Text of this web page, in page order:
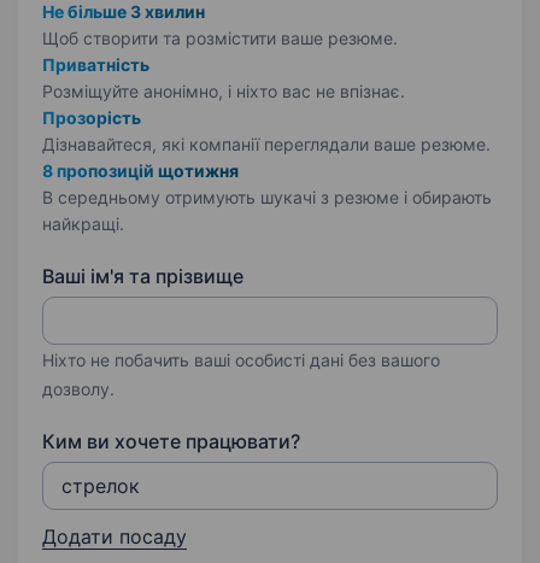
Не більше 3 хвилин
Щоб створити та розмістити ваше резюме.
Приватність
Розміщуйте анонімно, і ніхто вас не впізнає.
Прозорість
Дізнавайтеся, які компанії переглядали ваше резюме.
8 пропозицій щотижня
В середньому отримують шукачі з резюме і обирають
найкращі.
Ваші ім'я та прізвище
Ніхто не побачить ваші особисті дані без вашого
дозволу.
Ким ви хочете працювати?
Додати посаду